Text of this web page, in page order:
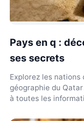
Pays en q :
ses secrets
Explorez les
géographie du
à toutes les